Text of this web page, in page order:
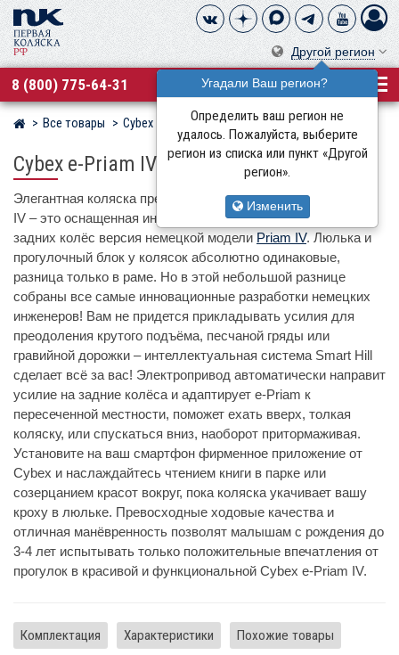
Другой регион
Угадали Ваш регион?
Определить ваш регион не
удалось. Пожалуйста, выберите
регион из списка или пункт «Другой
регион».
Изменить
8 (800) 775-64-31
Магазин детских колясок
Все товары Cybex
Cybex e-Priam IV
Элегантная коляска премиального сегмента Cybex e-Priam
IV – это оснащенная интеллектуальным электроприводом
задних колёс версия немецкой моделиPriam IV. Люлька и
прогулочный блок у колясок абсолютно одинаковые,
разница только в раме. Но в этой небольшой разнице
собраны все самые инновационные разработки немецких
инженеров! Вам не придется прикладывать усилия для
преодоления крутого подъёма, песчаной гряды или
гравийной дорожки – интеллектуальная система Smart Hill
сделает всё за вас! Электропривод автоматически направит
усилие на задние колёса и адаптирует e-Priam к
пересеченной местности, поможет ехать вверх, толкая
коляску, или спускаться вниз, наоборот притормаживая.
Установите на ваш смартфон фирменное приложение от
Cybex и наслаждайтесь чтением книги в парке или
созерцанием красот вокруг, пока коляска укачивает вашу
кроху в люльке. Превосходные ходовые качества и
отличная манёвренность позволят малышам с рождения до
3-4 лет испытывать только положительные впечатления от
прогулок в красивой и функциональной Cybex e-Priam IV.
Комплектация Характеристики Похожие товары